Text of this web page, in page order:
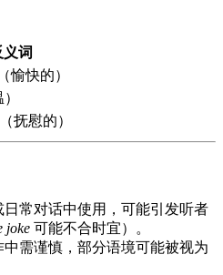
义词
愉快的）
抚慰的）
常对话中使用，可能引发听者
joke 可能不合时宜）。
需谨慎，部分语境可能被视为